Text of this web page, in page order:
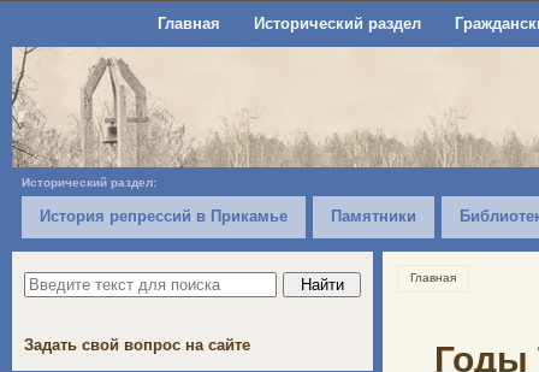
Главная Исторический раздел
Исторический раздел:
История репрессий в Прикамье Памятники
Главная
Годы
Задать свой вопрос на сайте